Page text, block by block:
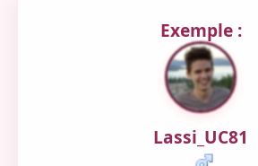
Exemple :
Lassi_UC81